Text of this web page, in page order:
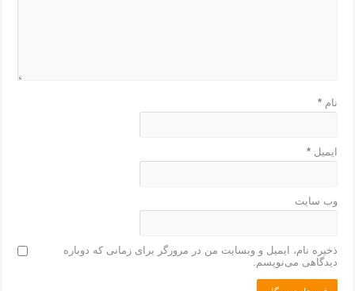
نام*
ایمیل*
وب‌ سایت
ذخیره نام، ایمیل و وبسایت من در مرورگر برای زمانی که دوباره
دیدگاهی می‌نویسم.